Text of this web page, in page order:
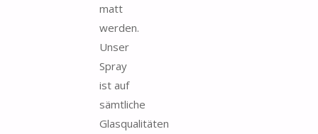
matt
werden.
Unser
Spray
ist auf
sämtliche
Glasqualitäten